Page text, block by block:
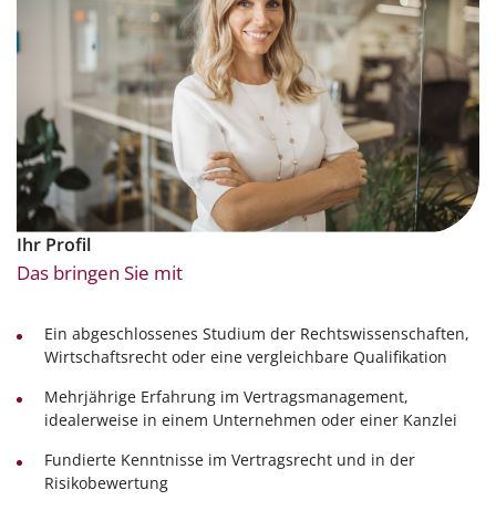
Ihr Profil
Das bringen Sie mit
Ein abgeschlossenes Studium der Rechtswissenschaften,
Wirtschaftsrecht oder eine vergleichbare Qualifikation
Mehrjährige Erfahrung im Vertragsmanagement,
idealerweise in einem Unternehmen oder einer Kanzlei
Fundierte Kenntnisse im Vertragsrecht und in der
Risikobewertung